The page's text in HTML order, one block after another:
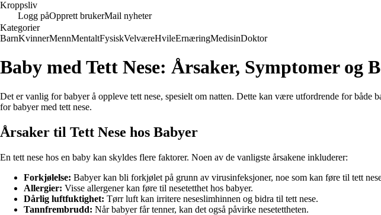
Kroppsliv
Logg påOpprett brukerMail nyheter
Kategorier
BarnKvinnerMennMentaltFysiskVelværeHvileErnæringMedisinDoktor
Baby med Tett Nese: Årsaker, Symptomer og
Det er vanlig for babyer å oppleve tett nese, spesielt om natten. Dette kan være utfordrende for
for babyer med tett nese.
Årsaker til Tett Nese hos Babyer
En tett nese hos en baby kan skyldes flere faktorer. Noen av de vanligste årsakene inkluderer:
Forkjølelse: Babyer kan bli forkjølet på grunn av virusinfeksjoner, noe som kan føre til tett
Allergier: Visse allergener kan føre til nesetetthet hos babyer.
Dårlig luftfuktighet: Tørr luft kan irritere neseslimhinnen og bidra til tett nese.
Tannfrembrudd: Når babyer får tenner, kan det også påvirke nesetettheten.